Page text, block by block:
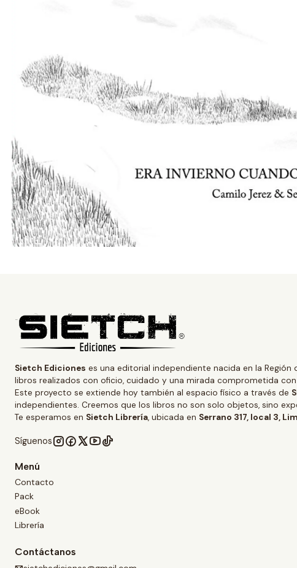
Sietch Ediciones es una editorial independiente nacida en la
libros realizados con oficio, cuidado y una mirada comprometida
Este proyecto se extiende hoy también al espacio físico a través de
independientes. Creemos que los libros no son solo objetos, sino
Te esperamos en Sietch Librería, ubicada en Serrano 317, local 3,
Síguenos
Menú
Contacto
Pack
eBook
Librería
Contáctanos